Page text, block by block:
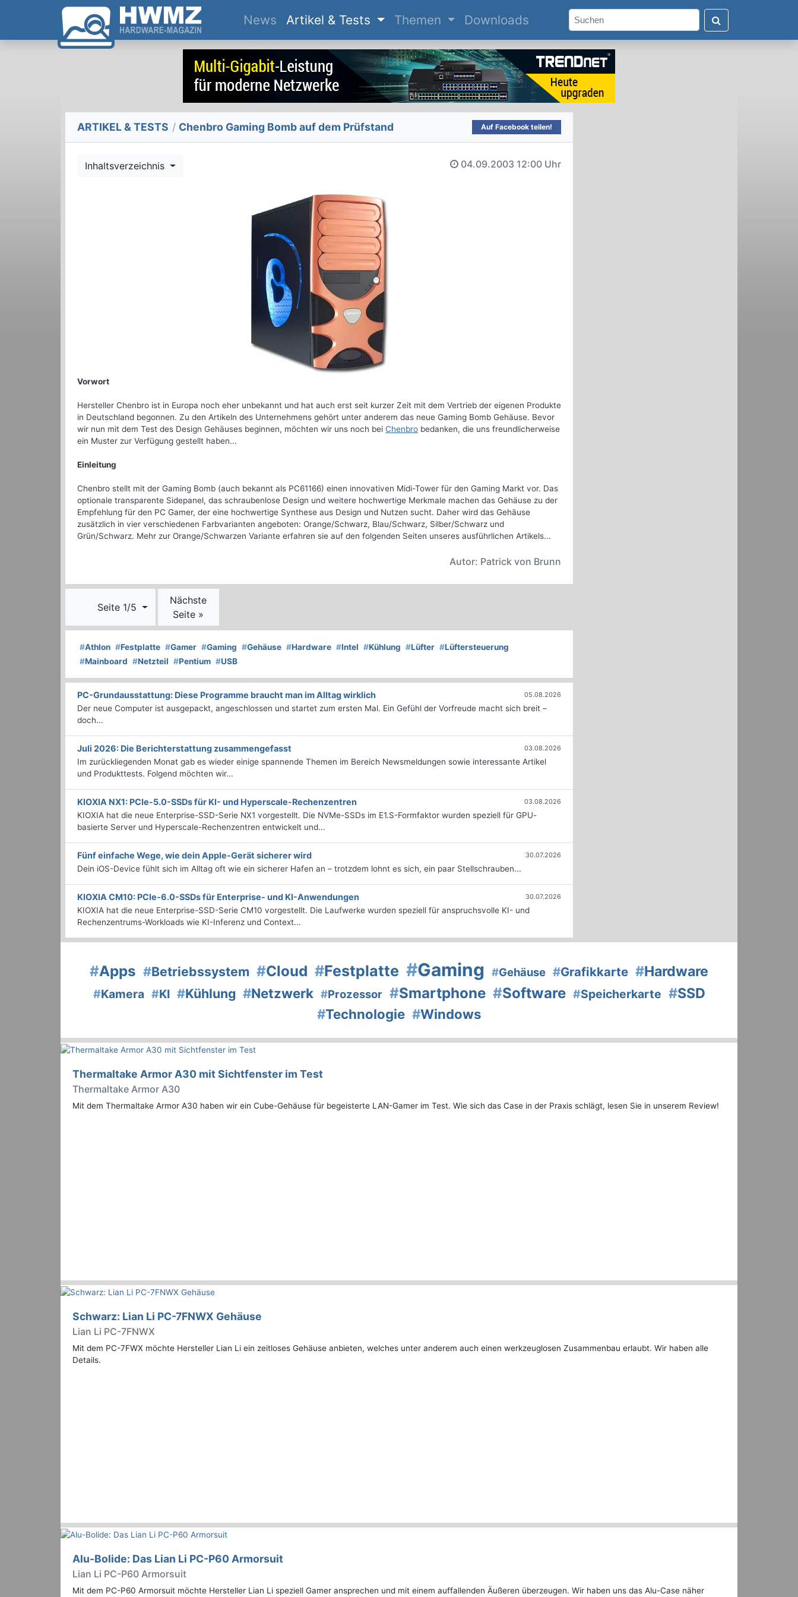
News(current)
Artikel & Tests Themen Downloads
ARTIKEL & TESTS / Chenbro Gaming Bomb auf dem Prüfstand Auf Facebook teilen!
Inhaltsverzeichnis 04.09.2003 12:00 Uhr
Vorwort
Hersteller Chenbro ist in Europa noch eher unbekannt und hat auch erst seit kurzer Zeit mit dem Vertrieb der eigenen Produkte
in Deutschland begonnen. Zu den Artikeln des Unternehmens gehört unter anderem das neue Gaming Bomb Gehäuse. Bevor
wir nun mit dem Test des Design Gehäuses beginnen, möchten wir uns noch bei Chenbro bedanken, die uns freundlicherweise
ein Muster zur Verfügung gestellt haben...
Einleitung
Chenbro stellt mit der Gaming Bomb (auch bekannt als PC61166) einen innovativen Midi-Tower für den Gaming Markt vor. Das
optionale transparente Sidepanel, das schraubenlose Design und weitere hochwertige Merkmale machen das Gehäuse zu der
Empfehlung für den PC Gamer, der eine hochwertige Synthese aus Design und Nutzen sucht. Daher wird das Gehäuse
zusätzlich in vier verschiedenen Farbvarianten angeboten: Orange/Schwarz, Blau/Schwarz, Silber/Schwarz und
Grün/Schwarz. Mehr zur Orange/Schwarzen Variante erfahren sie auf den folgenden Seiten unseres ausführlichen Artikels...
Autor: Patrick von Brunn
Seite 1/5
Nächste
Seite »
#Athlon #Festplatte #Gamer #Gaming #Gehäuse #Hardware #Intel #Kühlung #Lüfter #Lüftersteuerung
#Mainboard #Netzteil #Pentium #USB
PC-Grundausstattung: Diese Programme braucht man im Alltag wirklich 05.08.2026
Der neue Computer ist ausgepackt, angeschlossen und startet zum ersten Mal. Ein Gefühl der Vorfreude macht sich breit –
doch...
Juli 2026: Die Bericht­erstattung zusammengefasst 03.08.2026
Im zurückliegenden Monat gab es wieder einige spannende Themen im Bereich Newsmeldungen sowie interessante Artikel
und Produkttests. Folgend möchten wir...
KIOXIA NX1: PCIe-5.0-SSDs für KI- und Hyperscale-Rechenzentren 03.08.2026
KIOXIA hat die neue Enterprise-SSD-Serie NX1 vorgestellt. Die NVMe-SSDs im E1.S-Formfaktor wurden speziell für GPU-
basierte Server und Hyperscale-Rechenzentren entwickelt und...
Fünf einfache Wege, wie dein Apple-Gerät sicherer wird 30.07.2026
Dein iOS-Device fühlt sich im Alltag oft wie ein sicherer Hafen an – trotzdem lohnt es sich, ein paar Stellschrauben...
KIOXIA CM10: PCIe-6.0-SSDs für Enterprise- und KI-Anwendungen 30.07.2026
KIOXIA hat die neue Enterprise-SSD-Serie CM10 vorgestellt. Die Laufwerke wurden speziell für anspruchsvolle KI- und
Rechenzentrums-Workloads wie KI-Inferenz und Context...
#Apps #Betriebssystem #Cloud #Festplatte #Gaming #Gehäuse #Grafikkarte #Hardware
#Kamera #KI #Kühlung #Netzwerk #Prozessor #Smartphone #Software #Speicherkarte #SSD
#Technologie #Windows
Thermaltake Armor A30 mit Sichtfenster im Test
Thermaltake Armor A30
Mit dem Thermaltake Armor A30 haben wir ein Cube-Gehäuse für begeisterte LAN-Gamer im Test. Wie sich das Case in der Praxis schlägt, lesen Sie in unserem Review!
Schwarz: Lian Li PC-7FNWX Gehäuse
Lian Li PC-7FNWX
Mit dem PC-7FWX möchte Hersteller Lian Li ein zeitloses Gehäuse anbieten, welches unter anderem auch einen werkzeuglosen Zusammenbau erlaubt. Wir haben alle
Details.
Alu-Bolide: Das Lian Li PC-P60 Armorsuit
Lian Li PC-P60 Armorsuit
Mit dem PC-P60 Armorsuit möchte Hersteller Lian Li speziell Gamer ansprechen und mit einem auffallenden Äußeren überzeugen. Wir haben uns das Alu-Case näher